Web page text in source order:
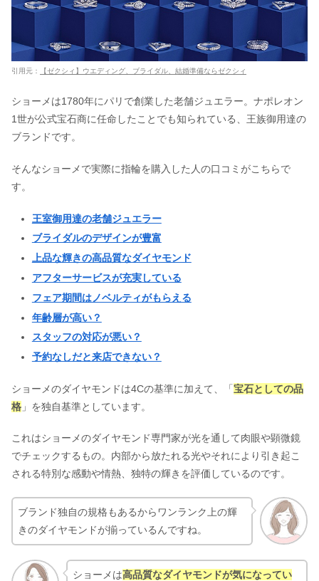
【口コミ】ゼクシィ相談カウンターの
デメリット！割引特典『花嫁割』の評
判とは？
東郷記念館の結婚式の費用｜口コミか
ら料理までウェディング情報を調査
ゼロ婚の口コミ&評判！持ち出し費用0
ワールドウェディングの口コミ！特徴
やキャンペーンも紹介
ヴァンドーム青山の結婚指輪の評判！
も人気な結婚式場って本当？
引用元： 【ゼクシィ】ウエディング、ブライダル、結婚準備ならゼクシィ
ショーメは1780年にパリで創業した老舗ジュエラー。ナポレオン
1世が公式宝石商に任命したことでも知られている、王族御用達の
ブランドです。
そんなショーメで実際に指輪を購入した人の口コミがこちらで
す。
王室御用達の老舗ジュエラー
ブライダルのデザインが豊富
上品な輝きの高品質なダイヤモンド
アフターサービスが充実している
フェア期間はノベルティがもらえる
年齢層が高い？
スタッフの対応が悪い？
予約なしだと来店できない？
ショーメのダイヤモンドは4Cの基準に加えて、「 宝石としての品
格 」を独自基準としています。
これはショーメのダイヤモンド専門家が光を通して肉眼や顕微鏡
でチェックするもの。内部から放たれる光やそれにより引き起こ
される特別な感動や情熱、独特の輝きを評価しているのです。
ブランド独自の規格もあるからワンランク上の輝
きのダイヤモンドが揃っているんですね。
ショーメは高品質なダイヤモンドが気になってい